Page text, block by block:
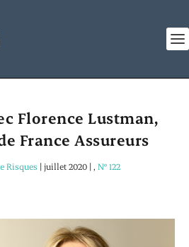
Florence Lustman,
France Assureurs
Risques |juillet 2020| , N° 122